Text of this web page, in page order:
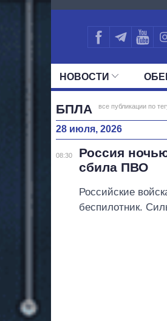
2840
НОВОСТИ
ВСЕ
БПЛА все публикации по
28 июля, 2026
08:30
Россия
сбила ПВО
Российские
беспилотник.